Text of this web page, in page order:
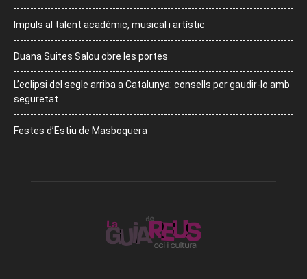
Impuls al talent acadèmic, musical i artístic
Duana Suites Salou obre les portes
L’eclipsi del segle arriba a Catalunya: consells per gaudir-lo amb
seguretat
Festes d’Estiu de Masboquera